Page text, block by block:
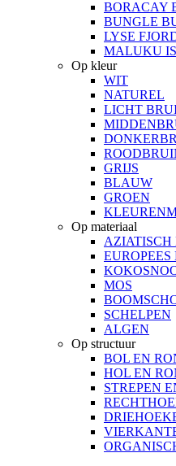
BORACAY
BUNGLE
LYSE
MALUKU
Op kleur
WIT
NATUREL
LICHT
GRIJS
BLAUW
GROEN
Op materiaal
AZIATISCH
EUROPEES
MOS
SCHELPEN
ALGEN
Op structuur
BOL EN
HOL EN
STREPEN